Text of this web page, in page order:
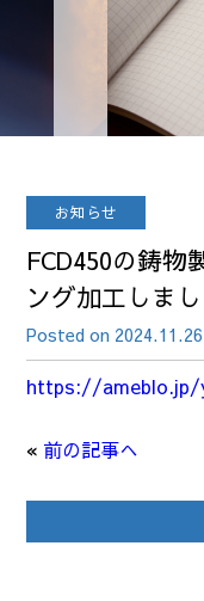
お知らせ
FCD450の鋳物
ング加工しまし
Posted on 2024.11.26
https://ameblo.jp/
« 前の記事へ